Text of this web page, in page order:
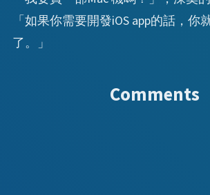
「如果你需要開發iOS app的話，你
了。」
Comments